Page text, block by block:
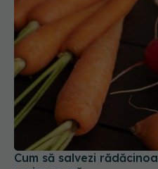
Cum să salvezi
revigorează
19 mar 2026, 15:55